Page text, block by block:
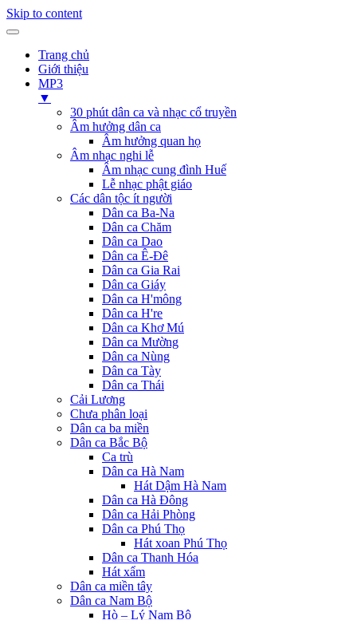
Skip to content
Trang chủ
Giới thiệu
MP3
▼
30 phút dân ca và nhạc cổ truyền
Âm hưởng dân ca
Âm hưởng quan họ
Âm nhạc nghi lễ
Âm nhạc cung đình Huế
Lễ nhạc phật giáo
Các dân tộc ít người
Dân ca Ba-Na
Dân ca Chăm
Dân ca Dao
Dân ca Ê-Đê
Dân ca Gia Rai
Dân ca Giáy
Dân ca H'mông
Dân ca H're
Dân ca Khơ Mú
Dân ca Mường
Dân ca Nùng
Dân ca Tày
Dân ca Thái
Cải Lương
Chưa phân loại
Dân ca ba miền
Dân ca Bắc Bộ
Ca trù
Dân ca Hà Nam
Hát Dậm Hà Nam
Dân ca Hà Đông
Dân ca Hải Phòng
Dân ca Phú Thọ
Hát xoan Phú Thọ
Dân ca Thanh Hóa
Hát xẩm
Dân ca miền tây
Dân ca Nam Bộ
Hò – Lý Nam Bộ